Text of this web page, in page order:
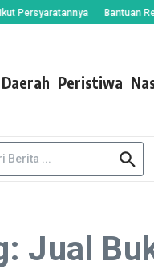
Bantuan
Daerah Peristiwa
Jual